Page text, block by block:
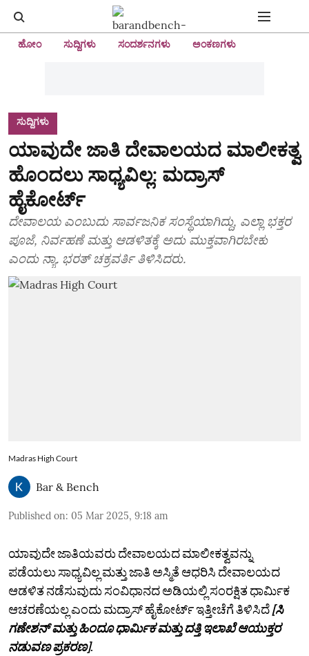
ಹೋಂ ಸುದ್ದಿಗಳು ಸಂದರ್ಶನಗಳು ಅಂಕಣಗಳು
ಸುದ್ದಿಗಳು
ಯಾವುದೇ ಜಾತಿ ದೇವಾಲಯದ ಮಾಲೀಕತ್ವ
ಹೊಂದಲು ಸಾಧ್ಯವಿಲ್ಲ: ಮದ್ರಾಸ್
ಹೈಕೋರ್ಟ್
ದೇವಾಲಯ ಎಂಬುದು ಸಾರ್ವಜನಿಕ ಸಂಸ್ಥೆಯಾಗಿದ್ದು, ಎಲ್ಲಾ ಭಕ್ತರ
ಪೂಜೆ, ನಿರ್ವಹಣೆ ಮತ್ತು ಆಡಳಿತಕ್ಕೆ ಅದು ಮುಕ್ತವಾಗಿರಬೇಕು
ಎಂದು ನ್ಯಾ. ಭರತ್ ಚಕ್ರವರ್ತಿ ತಿಳಿಸಿದರು.
Madras High Court
Bar & Bench
Published on: 05 Mar 2025, 9:18 am
ಯಾವುದೇ ಜಾತಿಯವರು ದೇವಾಲಯದ ಮಾಲೀಕತ್ವವನ್ನು
ಪಡೆಯಲು ಸಾಧ್ಯವಿಲ್ಲ ಮತ್ತು ಜಾತಿ ಅಸ್ಮಿತೆ ಆಧರಿಸಿ ದೇವಾಲಯದ
ಆಡಳಿತ ನಡೆಸುವುದು ಸಂವಿಧಾನದ ಅಡಿಯಲ್ಲಿ ಸಂರಕ್ಷಿತ ಧಾರ್ಮಿಕ
ಆಚರಣೆಯಲ್ಲ ಎಂದು ಮದ್ರಾಸ್ ಹೈಕೋರ್ಟ್ ಇತ್ತೀಚೆಗೆ ತಿಳಿಸಿದೆ[ಸಿ
ಗಣೇಶನ್ ಮತ್ತು ಹಿಂದೂ ಧಾರ್ಮಿಕ ಮತ್ತು ದತ್ತಿ ಇಲಾಖೆ ಆಯುಕ್ತರ
ನಡುವಣ ಪ್ರಕರಣ].